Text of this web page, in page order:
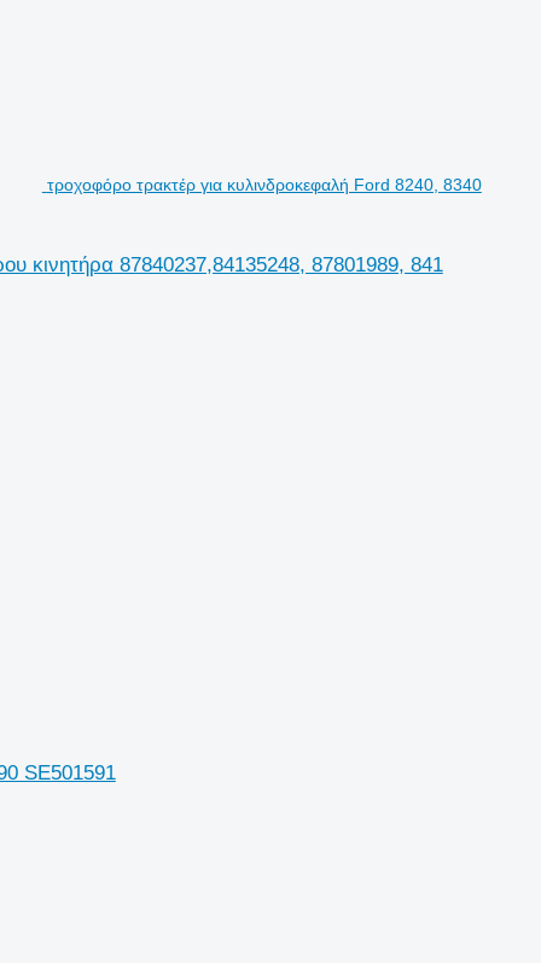
τροχοφόρο τρακτέρ για κυλινδροκεφαλή Ford 8240, 8340
κινητήρα 87840237,84135248, 87801989, 841
SE501591